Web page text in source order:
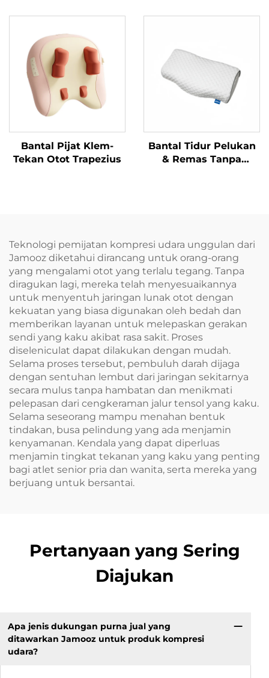
Bantal Pijat Klem-
Tekan Otot Trapezius
Bantal Tidur Pelukan
& Remas Tanpa
Teknologi pemijatan kompresi udara unggulan dari
Jamooz diketahui dirancang untuk orang-orang
yang mengalami otot yang terlalu tegang. Tanpa
diragukan lagi, mereka telah menyesuaikannya
untuk menyentuh jaringan lunak otot dengan
kekuatan yang biasa digunakan oleh bedah dan
memberikan layanan untuk melepaskan gerakan
sendi yang kaku akibat rasa sakit. Proses
diseleniculat dapat dilakukan dengan mudah.
Selama proses tersebut, pembuluh darah dijaga
dengan sentuhan lembut dari jaringan sekitarnya
secara mulus tanpa hambatan dan menikmati
pelepasan dari cengkeraman jalur tensol yang kaku.
Selama seseorang mampu menahan bentuk
tindakan, busa pelindung yang ada menjamin
kenyamanan. Kendala yang dapat diperluas
menjamin tingkat tekanan yang kaku yang penting
bagi atlet senior pria dan wanita, serta mereka yang
berjuang untuk bersantai.
Pertanyaan yang Sering
Diajukan
Apa jenis dukungan purna jual yang
ditawarkan Jamooz untuk produk kompresi
udara?